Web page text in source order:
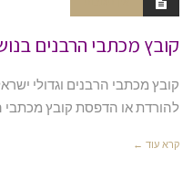
חוברות
קובץ מכתבי הרבנים
קובץ מכתבי הרבנים וגדולי
להורדת או הדפסת קובץ
קרא עוד ←